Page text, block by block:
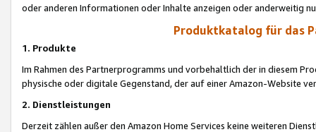
oder anderen Informationen oder Inhalte anzeigen oder anderweitig
Produktkatalog für das
1. Produkte
Im Rahmen des Partnerprogramms und vorbehaltlich der in diesem
physische oder digitale Gegenstand, der auf einer Amazon-Website
2. Dienstleistungen
Derzeit zählen außer den Amazon Home Services keine weiteren